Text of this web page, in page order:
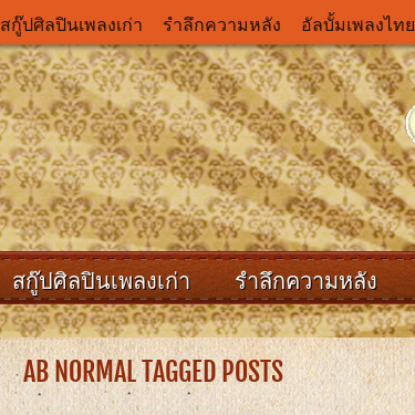
สกู๊ปศิลปินเพลงเก่า รำลึกความหลัง อัลบั้มเพลงไทย
สกู๊ปศิลปินเพลงเก่า รำลึกความหลัง
AB NORMAL TAGGED POSTS